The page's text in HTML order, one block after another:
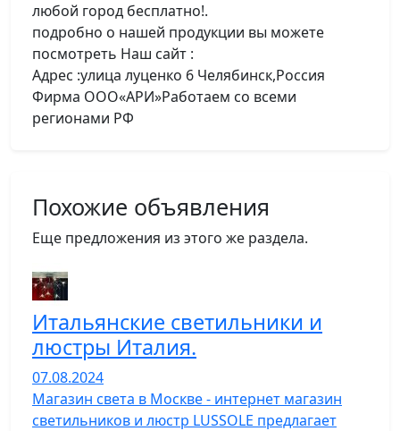
любой город бесплатно!.
подробно о нашей продукции вы можете
посмотреть Наш сайт :
Адрес :улица луценко 6 Челябинск,Россия
Фирма ООО«АРИ»Работаем со всеми
регионами РФ
Похожие объявления
Еще предложения из этого же раздела.
Итальянские светильники и
люстры Италия.
07.08.2024
Магазин света в Москве - интернет магазин
светильников и люстр LUSSOLE предлагает